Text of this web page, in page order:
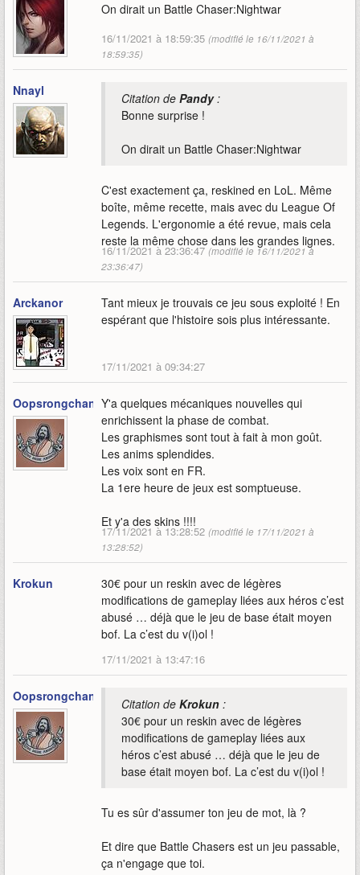
On dirait un Battle Chaser:Nightwar
16/11/2021 à 18:59:35 (modifié le 16/11/2021 à
18:59:35)
Nnayl Citation de Pandy:
Bonne surprise !
On dirait un Battle Chaser:Nightwar
C'est exactement ça, reskined en LoL. Même
boîte, même recette, mais avec du League Of
Legends. L'ergonomie a été revue, mais cela
reste la même chose dans les grandes lignes.
16/11/2021 à 23:36:47 (modifié le 16/11/2021 à
23:36:47)
Arckanor
Tant mieux je trouvais ce jeu sous exploité ! En
espérant que l'histoire sois plus intéressante.
17/11/2021 à 09:34:27
Oopsrongchan Y'a quelques mécaniques nouvelles qui
enrichissent la phase de combat.
Les graphismes sont tout à fait à mon goût.
Les anims splendides.
Les voix sont en FR.
La 1ere heure de jeux est somptueuse.
Et y'a des skins !!!!
17/11/2021 à 13:28:52 (modifié le 17/11/2021 à
13:28:52)
Krokun
30€ pour un reskin avec de légères
modifications de gameplay liées aux héros c’est
abusé … déjà que le jeu de base était moyen
bof. La c’est du v(i)ol !
17/11/2021 à 13:47:16
Oopsrongchan Citation de Krokun :
30€ pour un reskin avec de légères
modifications de gameplay liées aux
héros c’est abusé … déjà que le jeu de
base était moyen bof. La c’est du v(i)ol !
Tu es sûr d'assumer ton jeu de mot, là ?
Et dire que Battle Chasers est un jeu passable,
ça n'engage que toi.